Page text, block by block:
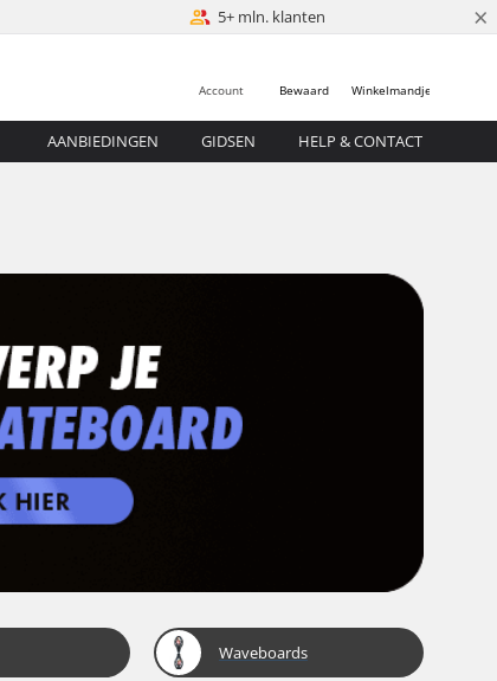
5+ mln. klanten ×
Winkelmandje
Bewaard
Account
AANBIEDINGEN GIDSEN HELP & CONTACT
Waveboards